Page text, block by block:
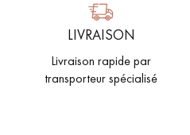
LIVRAISON
Livraison rapide par
transporteur spécialisé